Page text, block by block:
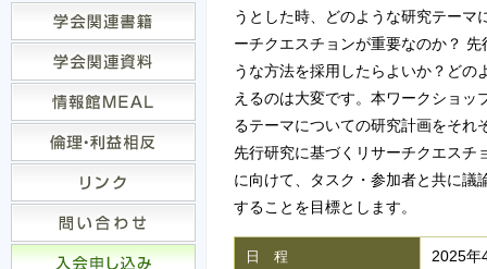
うとした時、どのような研究テー
ーチクエスチョンが重要なのか？
うな方法を採用したらよいか？ど
えるのは大変です。本ワークショ
るテーマについての研究計画をそれ
先行研究に基づくリサーチクエスチ
に向けて、タスク・参加者と共に議
することを目標とします。
日 程 2025年